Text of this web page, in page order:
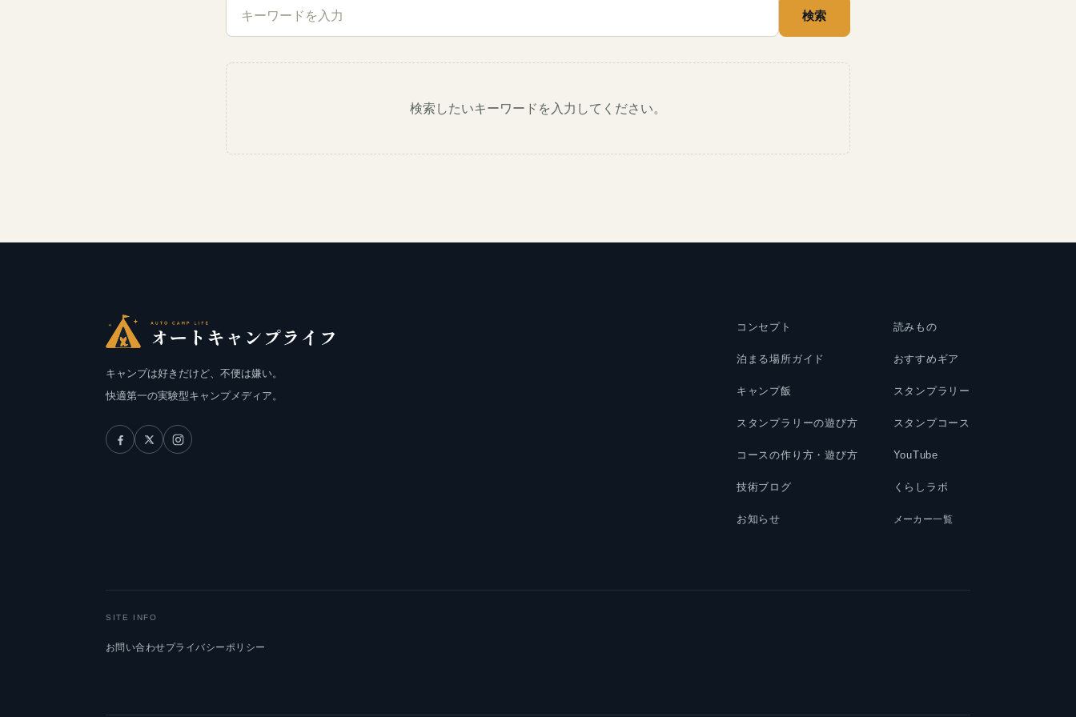
検索
検索したいキーワードを入力してください。
キャンプは好きだけど、不便は嫌い。
快適第一の実験型キャンプメディア。
コンセプト 読みもの
泊まる場所ガイド おすすめギア
キャンプ飯 スタンプラリー
スタンプラリーの遊び方 スタンプコース
コースの作り方・遊び方 YouTube
技術ブログ くらしラボ
お知らせ メーカー一覧
SITE INFO
お問い合わせプライバシーポリシー